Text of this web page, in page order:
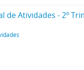
de Atividades - 2º